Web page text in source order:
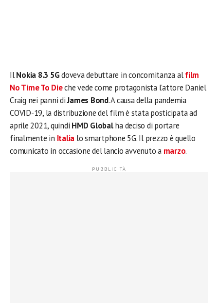
IlNokia 8.3 5Gdoveva debuttare in concomitanza alfilm
No Time To Dieche vede come protagonista l’attore Daniel
Craig nei panni diJames Bond. A causa della pandemia
COVID-19, la distribuzione del film è stata posticipata ad
aprile 2021, quindi HMD Globalha deciso di portare
finalmente in Italia lo smartphone 5G. Il prezzo è quello
comunicato in occasione del lancio avvenuto a marzo.